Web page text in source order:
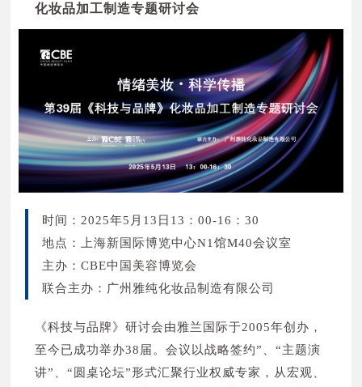
化妆品加工制造专题研讨会
时间：2025年5月13日13：00-16：30
地点：上海新国际博览中心N1馆M40会议室
主办：CBE中国美容博览会
联合主办：广州雅纯化妆品制造有限公司
《科技与品牌》研讨会由雅兰国际于2005年创办，
至今已成功举办38届。会议以战略签约”、“主题演
讲”、“圆桌论坛”形式汇聚行业权威专家，从宏观、